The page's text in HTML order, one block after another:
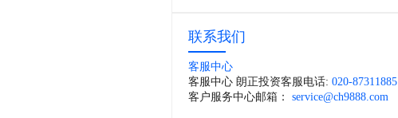
联系我们
客服中心
客服中心 朗正投资客服电话: 020-87311885
客户服务中心邮箱：
service@ch9888.com